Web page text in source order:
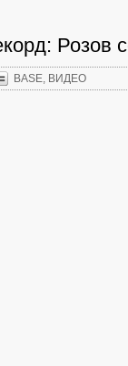
Розов
BASE, ВИДЕО